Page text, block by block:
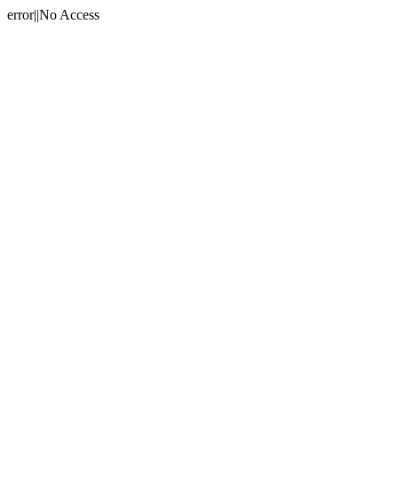
error||No Access